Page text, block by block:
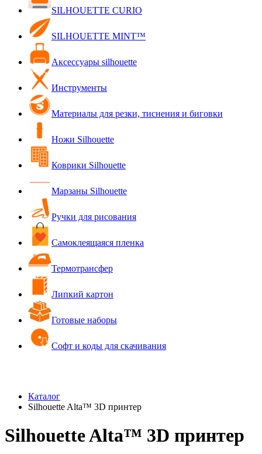
SILHOUETTE CURIO
SILHOUETTE MINT™
Аксессуары silhouette
Инструменты
Материалы для резки, тиснения и биговки
Ножи Silhouette
Коврики Silhouette
Марзаны Silhouette
Ручки для рисования
Самоклеящаяся пленка
Термотрансфер
Липкий картон
Готовые наборы
Софт и коды для скачивания
Каталог
Silhouette Alta™ 3D принтер
Silhouette Alta™ 3D принтер